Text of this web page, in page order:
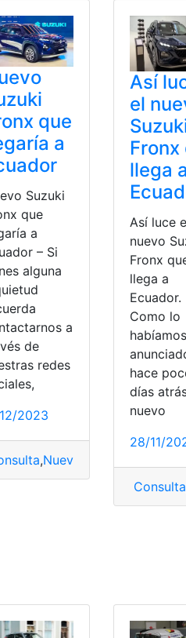
que
a
Suzuki
que
a
– Si
alguna
a
de
redes
2023
,Nuevo Suzuki
Así
el
Fronx
llega a
Así luce
nuevo
Fronx
llega a
Ecuador.
Como lo
habíamos
hace
días
nuevo
28/11/
Consulta